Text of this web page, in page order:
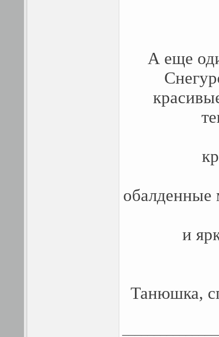
А еще
и
Танюшка,